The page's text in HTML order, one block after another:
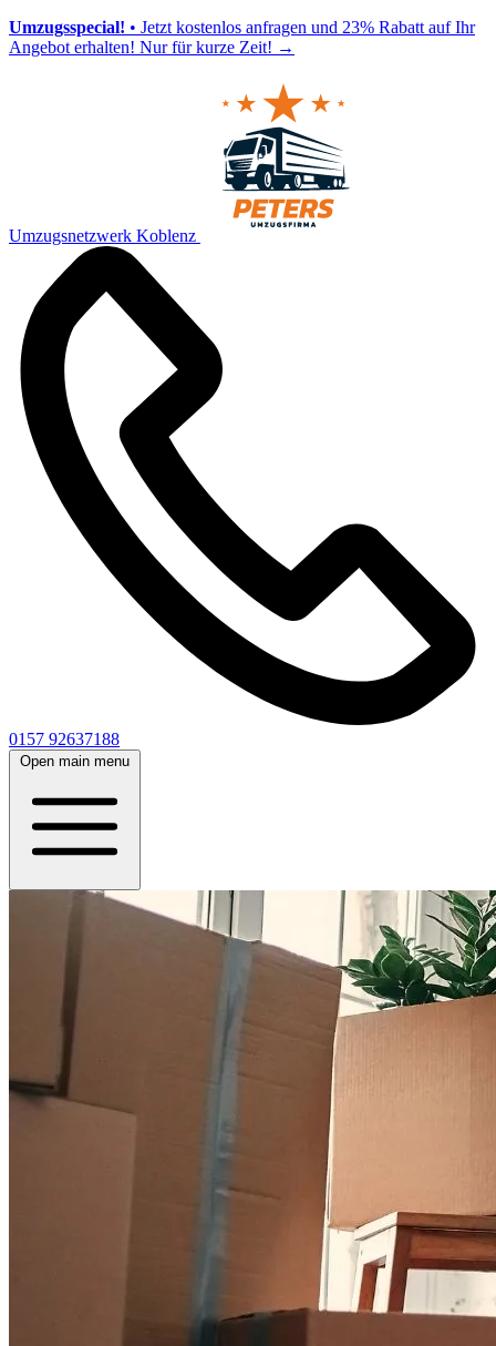
Umzugsspecial! • Jetzt kostenlos anfragen und 23% Rabatt auf Ihr
Angebot erhalten! Nur für kurze Zeit! →
Umzugsnetzwerk Koblenz
0157 92637188
Open main menu